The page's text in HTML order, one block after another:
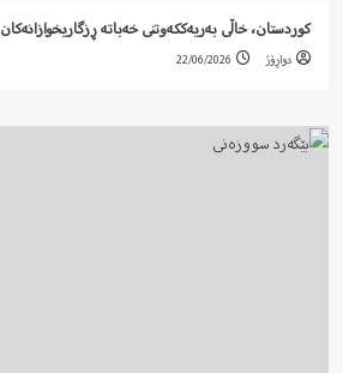
کوردستان، خاڵی بەریەککەوتنی خەباتە ڕزگاریخوازانەکان
دواڕۆژ 22/06/2026